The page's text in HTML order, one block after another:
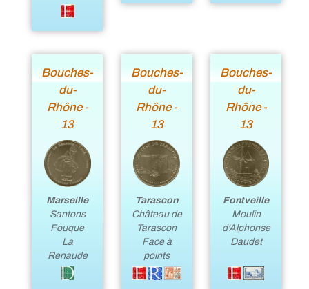
Bouches-
du-
Rhône -
13
Marseille
Santons
Fouque
La
Renaude
Bouches-
du-
Rhône -
13
Tarascon
Château de
Tarascon
Face à
points
Bouches-
du-
Rhône -
13
Fontveille
Moulin
d'Alphonse
Daudet